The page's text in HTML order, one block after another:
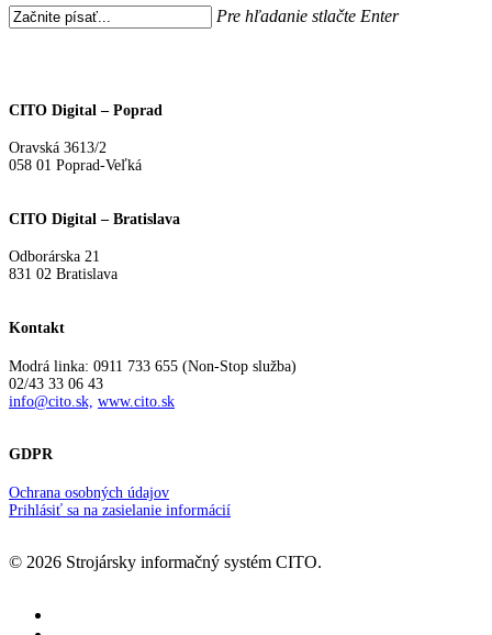
Pre hľadanie stlačte Enter
CITO Digital – Poprad
Oravská 3613/2
058 01 Poprad-Veľká
CITO Digital – Bratislava
Odborárska 21
831 02 Bratislava
Kontakt
Modrá linka: 0911 733 655 (Non-Stop služba)
02/43 33 06 43
info@cito.sk, www.cito.sk
GDPR
Ochrana osobných údajov
Prihlásiť sa na zasielanie informácií
© 2026 Strojársky informačný systém CITO.